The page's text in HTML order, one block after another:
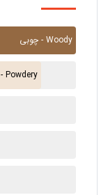
چوبی - Woody
پودری - Powdery